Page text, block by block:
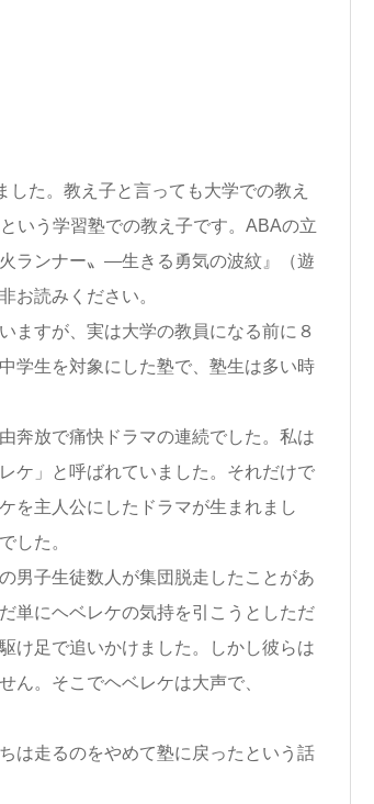
た。教え子と言っても大学での教え
いう学習塾での教え子です。ABAの立
ランナー〟―生きる勇気の波紋』（遊
読みください。
ますが、実は大学の教員になる前に８
学生を対象にした塾で、塾生は多い時
奔放で痛快ドラマの連続でした。私は
ケ」と呼ばれていました。それだけで
を主人公にしたドラマが生まれまし
した。
男子生徒数人が集団脱走したことがあ
単にヘベレケの気持を引こうとしただ
け足で追いかけました。しかし彼らは
ん。そこでヘベレケは大声で、
は走るのをやめて塾に戻ったという話